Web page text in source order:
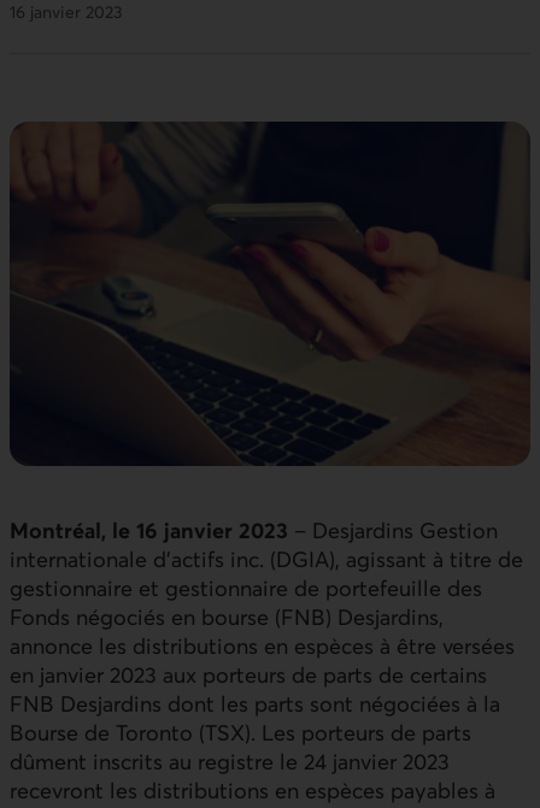
16 janvier 2023
Montréal, le 16 janvier 2023 – Desjardins Gestion
internationale d’actifs inc. (DGIA), agissant à titre de
gestionnaire et gestionnaire de portefeuille des
Fonds négociés en bourse (FNB) Desjardins,
annonce les distributions en espèces à être versées
en janvier 2023 aux porteurs de parts de certains
FNB Desjardins dont les parts sont négociées à la
Bourse de Toronto (TSX). Les porteurs de parts
dûment inscrits au registre le 24 janvier 2023
recevront les distributions en espèces payables à